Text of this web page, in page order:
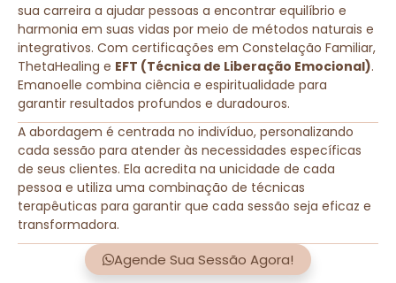
sua carreira a ajudar pessoas a encontrar equilíbrio e
harmonia em suas vidas por meio de métodos naturais e
integrativos. Com certificações em Constelação Familiar,
ThetaHealing e EFT (Técnica de Liberação Emocional).
Emanoelle combina ciência e espiritualidade para
garantir resultados profundos e duradouros.
A abordagem é centrada no indivíduo, personalizando
cada sessão para atender às necessidades específicas
de seus clientes. Ela acredita na unicidade de cada
pessoa e utiliza uma combinação de técnicas
terapêuticas para garantir que cada sessão seja eficaz e
transformadora.
Agende Sua Sessão Agora!